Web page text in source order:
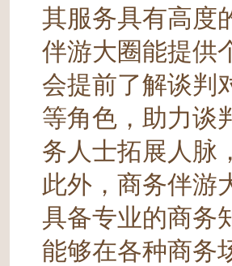
其服务具有高度
伴游大圈能提供
会提前了解谈判
等角色，助力谈
务人士拓展人脉
此外，商务伴游
具备专业的商务
能够在各种商务